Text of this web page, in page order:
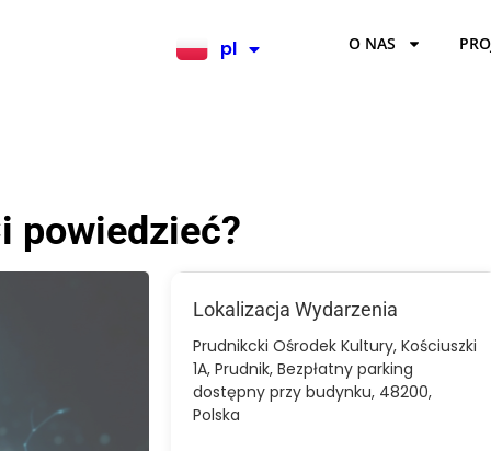
pl
en O NAS
powiedzieć?
Lokalizacja Wydarzenia
Prudnikcki Ośrodek Kultury, Kościuszki
1A, Prudnik, Bezpłatny parking
dostępny przy budynku, 48200,
Polska